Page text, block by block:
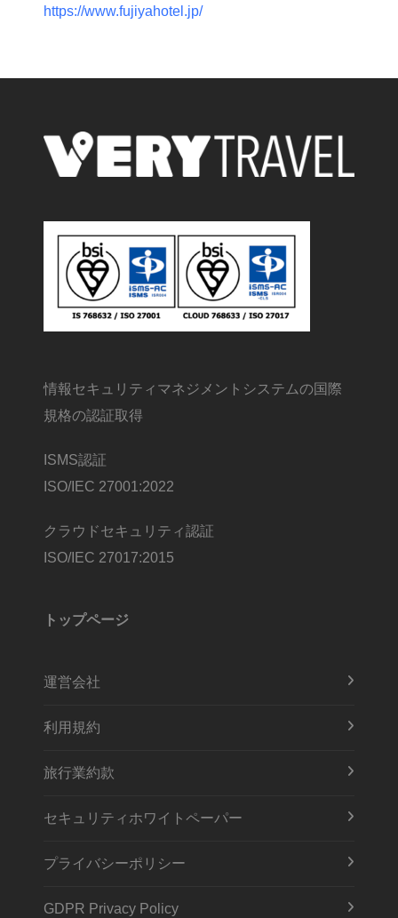
https://www.fujiyahotel.jp/
情報セキュリティマネジメントシステムの国際
規格の認証取得
ISMS認証
ISO/IEC 27001:2022
クラウドセキュリティ認証
ISO/IEC 27017:2015
トップページ
運営会社
利用規約
旅行業約款
セキュリティホワイトペーパー
プライバシーポリシー
GDPR Privacy Policy